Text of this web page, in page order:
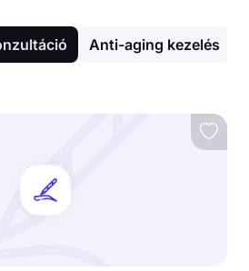
Anti-aging kezelés